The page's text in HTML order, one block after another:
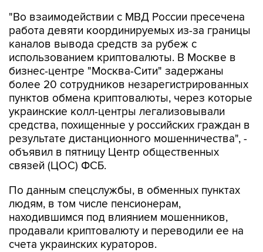
"Во взаимодействии с МВД России пресечена
работа девяти координируемых из-за границы
каналов вывода средств за рубеж с
использованием криптовалюты. В Москве в
бизнес-центре "Москва-Сити" задержаны
более 20 сотрудников незарегистрированных
пунктов обмена криптовалюты, через которые
украинские колл-центры легализовывали
средства, похищенные у российских граждан в
результате дистанционного мошенничества", -
объявил в пятницу Центр общественных
связей (ЦОС) ФСБ.
По данным спецслужбы, в обменных пунктах
людям, в том числе пенсионерам,
находившимся под влиянием мошенников,
продавали криптовалюту и переводили ее на
счета украинских кураторов.